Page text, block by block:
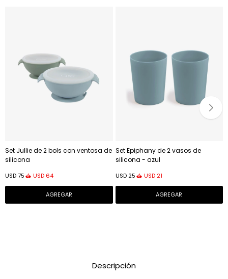
Set Jullie de 2 bols con ventosa de
silicona
USD75 USD 64
Set Epiphany de 2 vasos de
silicona - azul
USD 25 USD 21
Descripción